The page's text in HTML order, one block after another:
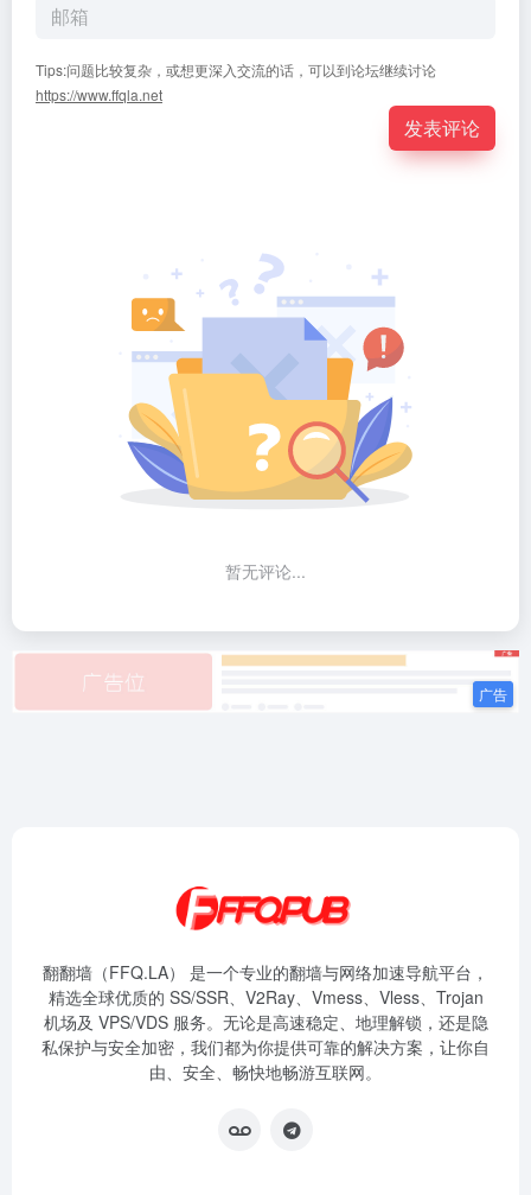
Tips:问题比较复杂，或想更深入交流的话，可以到论坛继续讨论
https://www.ffqla.net
发表评论
暂无评论...
翻翻墙（FFQ.LA） 是一个专业的翻墙与网络加速导航平台，
精选全球优质的 SS/SSR、V2Ray、Vmess、Vless、Trojan
机场及 VPS/VDS 服务。无论是高速稳定、地理解锁，还是隐
私保护与安全加密，我们都为你提供可靠的解决方案，让你自
由、安全、畅快地畅游互联网。